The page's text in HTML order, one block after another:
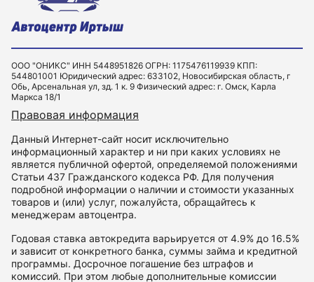
ООО "ОНИКС" ИНН 5448951826 ОГРН: 1175476119939 КПП:
544801001 Юридический адрес: 633102, Новосибирская область, г
Обь, Арсенальная ул, зд. 1 к. 9 Физический адрес: г. Омск, Карла
Маркса 18/1
Правовая информация
Данный Интернет-сайт носит исключительно
информационный характер и ни при каких условиях не
является публичной офертой, определяемой положениями
Статьи 437 Гражданского кодекса РФ. Для получения
подробной информации о наличии и стоимости указанных
товаров и (или) услуг, пожалуйста, обращайтесь к
менеджерам автоцентра.
Годовая ставка автокредита варьируется от 4.9% до 16.5%
и зависит от конкретного банка, суммы займа и кредитной
программы. Досрочное погашение без штрафов и
комиссий. При этом любые дополнительные комиссии